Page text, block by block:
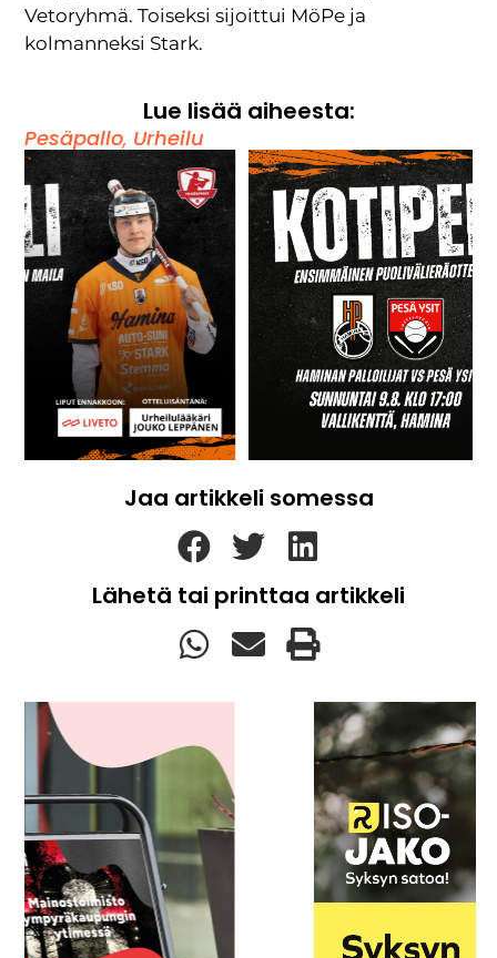
Vetoryhmä. Toiseksi sijoittui MöPe ja
kolmanneksi Stark.
Lue lisää aiheesta:
Pesäpallo, Urheilu
Jaa artikkeli somessa
Lähetä tai printtaa artikkeli